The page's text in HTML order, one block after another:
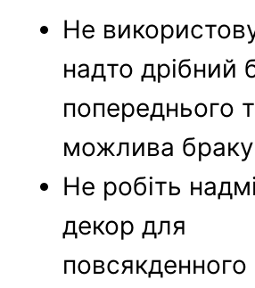
Не
надто дрібний
попереднього
можлива
Не робіть
декор для
повсякденного